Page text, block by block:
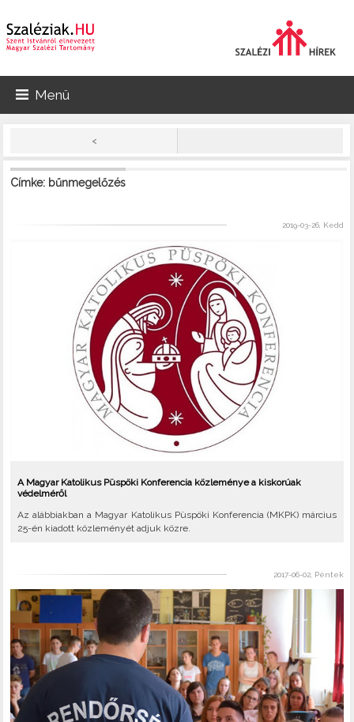
Menü
<
Címke: bűnmegelőzés
2019-03-26, Kedd
A Magyar Katolikus Püspöki Konferencia közleménye a kiskorúak
védelméről
Az alábbiakban a Magyar Katolikus Püspöki Konferencia (MKPK) március
25-én kiadott közleményét adjuk közre.
2017-06-02, Péntek